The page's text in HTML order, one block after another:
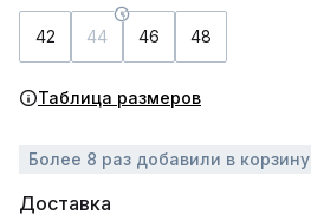
42 44 46 48
Таблица размеров
Более 8 раз добавили в корзину
Доставка